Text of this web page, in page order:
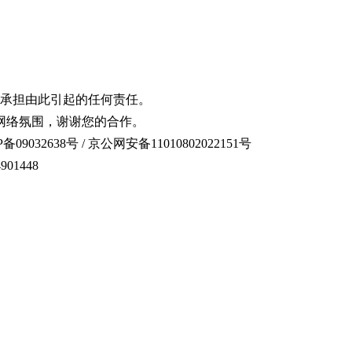
担由此引起的任何责任。
氛围，谢谢您的合作。
09032638号 / 京公网安备11010802022151号